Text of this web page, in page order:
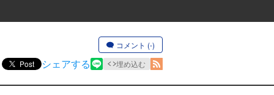
コメント (-)
Post シェアする 埋め込む